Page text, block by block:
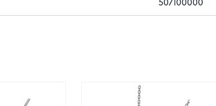
507100000